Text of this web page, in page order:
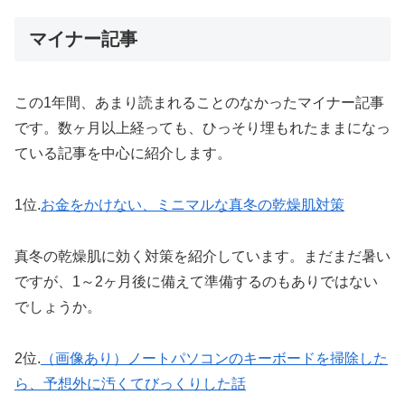
マイナー記事
この1年間、あまり読まれることのなかったマイナー記事
です。数ヶ月以上経っても、ひっそり埋もれたままになっ
ている記事を中心に紹介します。
1位.お金をかけない、ミニマルな真冬の乾燥肌対策
真冬の乾燥肌に効く対策を紹介しています。まだまだ暑い
ですが、1～2ヶ月後に備えて準備するのもありではない
でしょうか。
2位. （画像あり）ノートパソコンのキーボードを掃除した
ら、予想外に汚くてびっくりした話